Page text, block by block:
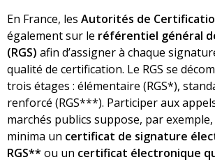
En France, les Autorités de
également sur le référentiel général
(RGS) afin d’assigner à chaque
qualité de certification. Le RGS se
trois étages : élémentaire (RGS*),
renforcé (RGS***). Participer aux
marchés publics suppose, par
minima un certificat de signature
RGS** ou un certificat électronique